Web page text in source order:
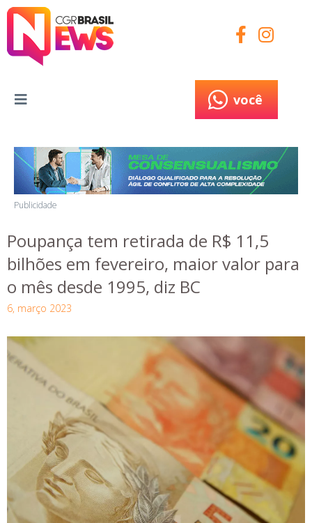
você
Publicidade
Poupança tem retirada de R$ 11,5
bilhões em fevereiro, maior valor para
o mês desde 1995, diz BC
6, março 2023